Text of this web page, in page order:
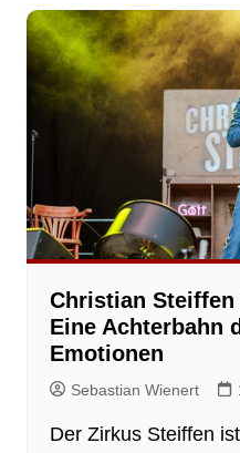
Christian Steiffen
Eine Achterbahn
Emotionen
Sebastian Wienert
Der Zirkus Steiffen